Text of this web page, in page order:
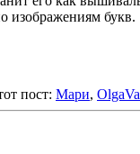
изображениям букв.
пост: Мари,